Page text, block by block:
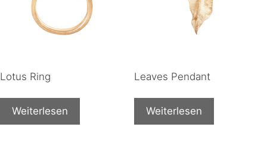
Lotus Ring
Weiterlesen
Leaves Pendant
Weiterlesen